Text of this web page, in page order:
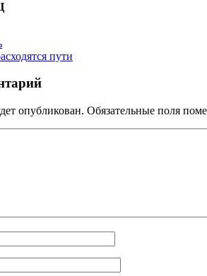
пути
опубликован. Обязательные поля